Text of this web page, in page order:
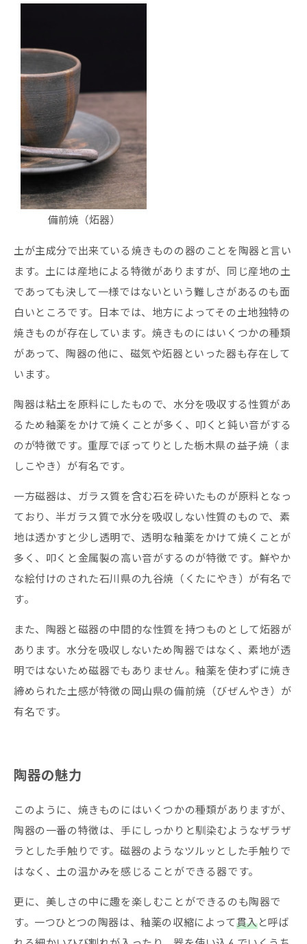
備前焼（炻器）
土が主成分で出来ている焼きものの器のことを陶器と言い
ます。土には産地による特徴がありますが、同じ産地の土
であっても決して一様ではないという難しさがあるのも面
白いところです。日本では、地方によってその土地独特の
焼きものが存在しています。焼きものにはいくつかの種類
があって、陶器の他に、磁気や炻器といった器も存在して
います。
陶器は粘土を原料にしたもので、水分を吸収する性質があ
るため釉薬をかけて焼くことが多く、叩くと鈍い音がする
のが特徴です。重厚でぼってりとした栃木県の益子焼（ま
しこやき）が有名です。
一方磁器は、ガラス質を含む石を砕いたものが原料となっ
ており、半ガラス質で水分を吸収しない性質のもので、素
地は透かすと少し透明で、透明な釉薬をかけて焼くことが
多く、叩くと金属製の高い音がするのが特徴です。鮮やか
な絵付けのされた石川県の九谷焼（くたにやき）が有名で
す。
また、陶器と磁器の中間的な性質を持つものとして炻器が
あります。水分を吸収しないため陶器ではなく、素地が透
明ではないため磁器でもありません。釉薬を使わずに焼き
締められた土感が特徴の岡山県の備前焼（びぜんやき）が
有名です。
陶器の魅力
このように、焼きものにはいくつかの種類がありますが、
陶器の一番の特徴は、手にしっかりと馴染むようなザラザ
ラとした手触りです。磁器のようなツルッとした手触りで
はなく、土の温かみを感じることができる器です。
更に、美しさの中に趣を楽しむことができるのも陶器で
す。一つひとつの陶器は、釉薬の収縮によって貫入と呼ば